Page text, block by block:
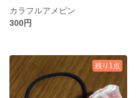
カラフルアメピン
300円
残り1点